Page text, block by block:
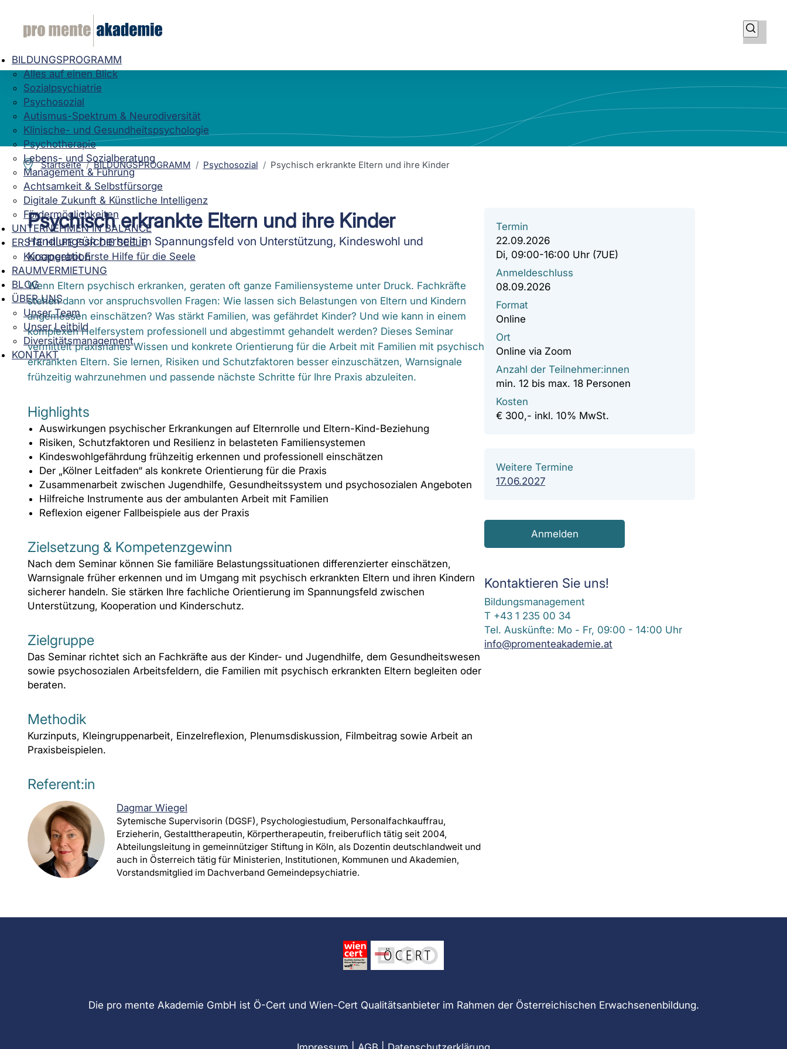
BILDUNGSPROGRAMM
Alles auf einen Blick
Sozialpsychiatrie
Psychosozial
Autismus-Spektrum & Neurodiversität
Klinische- und Gesundheitspsychologie
Psychotherapie
Lebens- und Sozialberatung
Management & Führung
Achtsamkeit & Selbstfürsorge
Digitale Zukunft & Künstliche Intelligenz
Fördermöglichkeiten
UNTERNEHMEN IN BALANCE
ERSTE HILFE FÜR DIE SEELE
Kursangebot Erste Hilfe für die Seele
RAUMVERMIETUNG
BLOG
ÜBER UNS
Unser Team
Unser Leitbild
Diversitätsmanagement
KONTAKT
Startseite BILDUNGSPROGRAMM Psychosozial Psychisch erkrankte Eltern und ihre Kinder
Psychisch erkrankte Eltern und ihre Kinder
Handlungssicherheit im Spannungsfeld von Unterstützung, Kindeswohl und
Kooperation
Wenn Eltern psychisch erkranken, geraten oft ganze Familiensysteme unter Druck. Fachkräfte
stehen dann vor anspruchsvollen Fragen: Wie lassen sich Belastungen von Eltern und Kindern
angemessen einschätzen? Was stärkt Familien, was gefährdet Kinder? Und wie kann in einem
komplexen Helfersystem professionell und abgestimmt gehandelt werden? Dieses Seminar
vermittelt praxisnahes Wissen und konkrete Orientierung für die Arbeit mit Familien mit psychisch
erkrankten Eltern. Sie lernen, Risiken und Schutzfaktoren besser einzuschätzen, Warnsignale
frühzeitig wahrzunehmen und passende nächste Schritte für Ihre Praxis abzuleiten.
Highlights
Auswirkungen psychischer Erkrankungen auf Elternrolle und Eltern-Kind-Beziehung
Risiken, Schutzfaktoren und Resilienz in belasteten Familiensystemen
Kindeswohlgefährdung frühzeitig erkennen und professionell einschätzen
Der „Kölner Leitfaden“ als konkrete Orientierung für die Praxis
Zusammenarbeit zwischen Jugendhilfe, Gesundheitssystem und psychosozialen Angeboten
Hilfreiche Instrumente aus der ambulanten Arbeit mit Familien
Reflexion eigener Fallbeispiele aus der Praxis
Zielsetzung & Kompetenzgewinn
Nach dem Seminar können Sie familiäre Belastungssituationen differenzierter einschätzen,
Warnsignale früher erkennen und im Umgang mit psychisch erkrankten Eltern und ihren Kindern
sicherer handeln. Sie stärken Ihre fachliche Orientierung im Spannungsfeld zwischen
Unterstützung, Kooperation und Kinderschutz.
Zielgruppe
Das Seminar richtet sich an Fachkräfte aus der Kinder- und Jugendhilfe, dem Gesundheitswesen
sowie psychosozialen Arbeitsfeldern, die Familien mit psychisch erkrankten Eltern begleiten oder
beraten.
Methodik
Kurzinputs, Kleingruppenarbeit, Einzelreflexion, Plenumsdiskussion, Filmbeitrag sowie Arbeit an
Praxisbeispielen.
Referent:in
Dagmar Wiegel
Sytemische Supervisorin (DGSF), Psychologiestudium, Personalfachkauffrau,
Erzieherin, Gestalttherapeutin, Körpertherapeutin, freiberuflich tätig seit 2004,
Abteilungsleitung in gemeinnütziger Stiftung in Köln, als Dozentin deutschlandweit und
auch in Österreich tätig für Ministerien, Institutionen, Kommunen und Akademien,
Vorstandsmitglied im Dachverband Gemeindepsychiatrie.
Termin
22.09.2026
Di, 09:00-16:00 Uhr (7UE)
Anmeldeschluss
08.09.2026
Format
Online
Ort
Online via Zoom
Anzahl der Teilnehmer:innen
min. 12 bis max. 18 Personen
Kosten
€ 300,- inkl. 10% MwSt.
Weitere Termine
17.06.2027
Anmelden
Kontaktieren Sie uns!
Bildungsmanagement
T +43 1 235 00 34
Tel. Auskünfte: Mo - Fr, 09:00 - 14:00 Uhr
info@promenteakademie.at
Die pro mente Akademie GmbH ist Ö-Cert und Wien-Cert Qualitätsanbieter im Rahmen der Österreichischen Erwachsenenbildung.